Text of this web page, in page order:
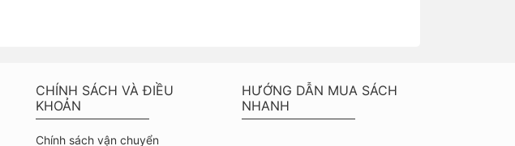
CHÍNH SÁCH VÀ ĐIỀU
KHOẢN
Chính sách vận chuyển
HƯỚNG DẪN MUA SÁCH
NHANH